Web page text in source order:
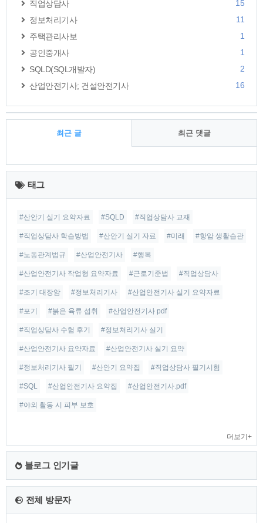
직업상담사
15
정보처리기사
11
주택관리사보
1
공인중개사
1
SQLD(SQL개발자)
2
산업안전기사; 건설안전기사
16
최근 글 최근 댓글
최
근
글
태그
#산안기 실기 요약자료 #SQLD #직업상담사 교재
#직업상담사 학습방법 #산안기 실기 자료 #미래 #항암 생활습관
#노동관계법규 #산업안전기사 #행복
#산업안전기사 작업형 요약자료 #근로기준법 #직업상담사
#조기 대장암 #정보처리기사 #산업안전기사 실기 요약자료
#포기 #붉은 육류 섭취 #산업안전기사 pdf
#직업상담사 수험 후기 #정보처리기사 실기
#산업안전기사 요약자료 #산업안전기사 실기 요약
#정보처리기사 필기 #산안기 요약집 #직업상담사 필기시험
#SQL #산업안전기사 요약집 #산업안전기사.pdf
#야외 활동 시 피부 보호
더보기+
블로그 인기글
전체 방문자